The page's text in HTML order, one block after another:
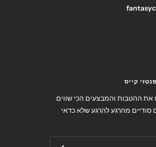
קייס
את ההטבות והמבצעים הכי שווים
סודיים מהרגע להרגע שלא כדאי